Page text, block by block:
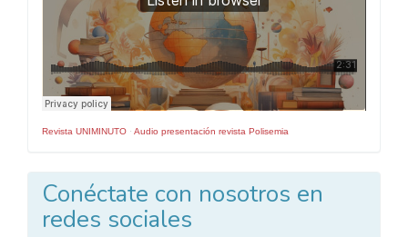
Revista UNIMINUTO · Audio presentación revista Polisemia
Conéctate con nosotros en
redes sociales